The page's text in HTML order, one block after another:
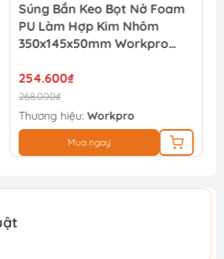
Súng Bắn Keo Bọt Nở Foam
PU Làm Hợp Kim Nhôm
350x145x50mm Workpro
254.600₫
268.000₫
Thương hiệu:Workpro
Mua ngay